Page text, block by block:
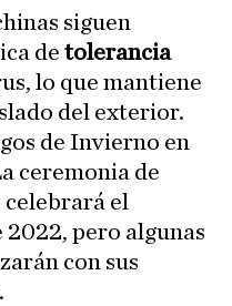
siguen
de tolerancia
lo que mantiene
del exterior.
de Invierno en
ceremonia de
el
pero algunas
con sus